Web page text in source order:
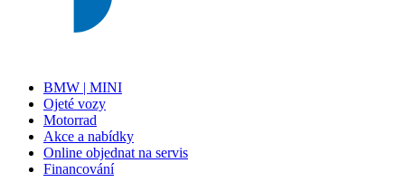
BMW | MINI
Ojeté vozy
Motorrad
Akce a nabídky
Online objednat na servis
Financování